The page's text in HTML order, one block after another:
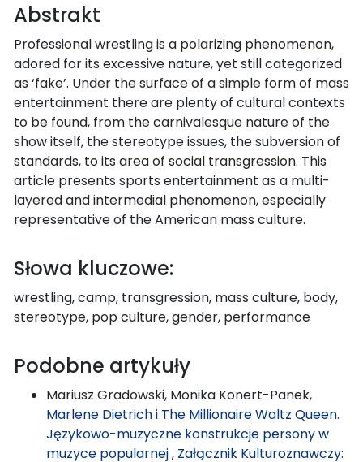
Abstrakt
Professional wrestling is a polarizing phenomenon,
adored for its excessive nature, yet still categorized
as ‘fake’. Under the surface of a simple form of mass
entertainment there are plenty of cultural contexts
to be found, from the carnivalesque nature of the
show itself, the stereotype issues, the subversion of
standards, to its area of social transgression. This
article presents sports entertainment as a multi-
layered and intermedial phenomenon, especially
representative of the American mass culture.
Słowa kluczowe:
wrestling, camp, transgression, mass culture, body,
stereotype, pop culture, gender, performance
Podobne artykuły
Mariusz Gradowski, Monika Konert-Panek,
Marlene Dietrich i The Millionaire Waltz Queen.
Językowo-muzyczne konstrukcje persony w
muzyce popularnej, Załącznik Kulturoznawczy: